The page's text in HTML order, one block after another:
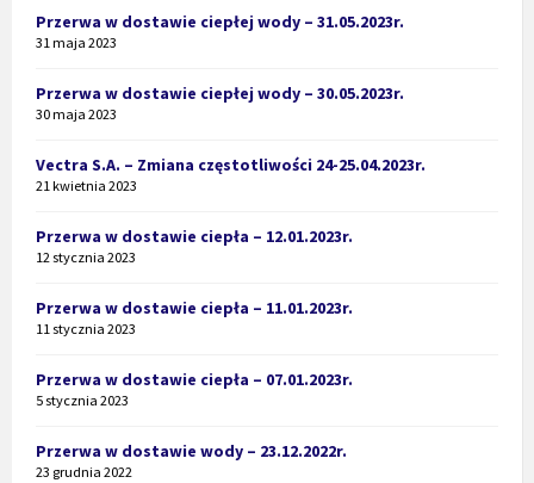
Przerwa w dostawie ciepłej wody – 31.05.2023r.
31 maja 2023
Przerwa w dostawie ciepłej wody – 30.05.2023r.
30 maja 2023
Vectra S.A. – Zmiana częstotliwości 24-25.04.2023r.
21 kwietnia 2023
Przerwa w dostawie ciepła – 12.01.2023r.
12 stycznia 2023
Przerwa w dostawie ciepła – 11.01.2023r.
11 stycznia 2023
Przerwa w dostawie ciepła – 07.01.2023r.
5 stycznia 2023
Przerwa w dostawie wody – 23.12.2022r.
23 grudnia 2022